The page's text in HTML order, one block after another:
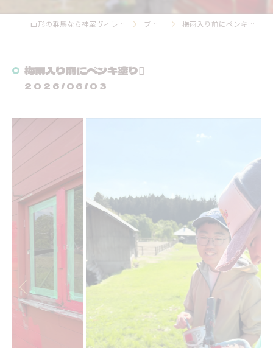
山形の乗馬なら神室ヴィレッジ ブログ 梅雨入り前にペンキ塗り🫟
梅雨入り前にペンキ塗り🫟
2026/06/03